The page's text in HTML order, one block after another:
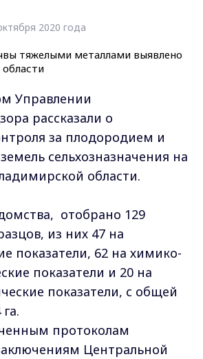
2020 года
Управлении
рассказали о
за плодородием и
сельхозназначения на
области.
отобрано 129
из них 47 на
показатели, 62 на химико-
показатели и 20 на
показатели, с общей
протоколам
Центральной